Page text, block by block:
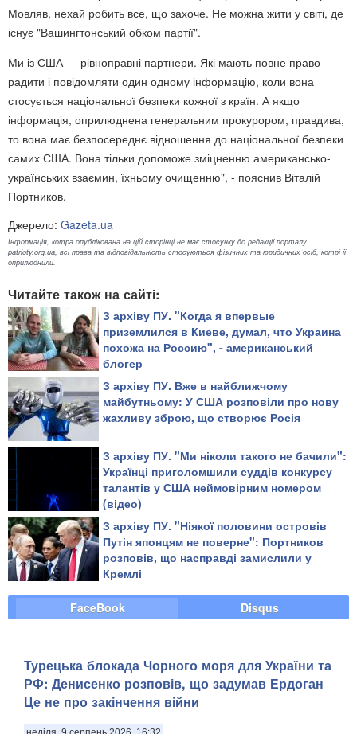
Мовляв, нехай робить все, що захоче. Не можна жити у світі, де
існує "Вашингтонський обком партії".
Ми із США — рівноправні партнери. Які мають повне право
радити і повідомляти один одному інформацію, коли вона
стосується національної безпеки кожної з країн. А якщо
інформація, оприлюднена генеральним прокурором, правдива,
то вона має безпосереднє відношення до національної безпеки
самих США. Вона тільки допоможе зміцненню американсько-
українських взаємин, їхньому очищенню", - пояснив Віталій
Портников.
Джерело: Gazeta.ua
Інформація, котра опублікована на цій сторінці не має стосунку до редакції порталу
patrioty.org.ua, всі права та відповідальність стосуються фізичних та юридичних осіб, котрі її
оприлюднили.
Читайте також на сайті:
З архіву ПУ. "​Когда я впервые
приземлился в Киеве, думал, что Украина
похожа на Россию", - американський
блогер
З архіву ПУ. Вже в найближчому
майбутньому: У США розповіли про нову
жахливу зброю, що створює Росія
З архіву ПУ. "Ми ніколи такого не бачили":
Українці приголомшили суддів конкурсу
талантів у США неймовірним номером
(відео)
З архіву ПУ. "Ніякої половини островів
Путін японцям не поверне": Портников
розповів, що насправді замислили у
Кремлі
FaceBook Disqus
Турецька блокада Чорного моря для України та
РФ: Денисенко розповів, що задумав Ердоган
Це не про закінчення війни